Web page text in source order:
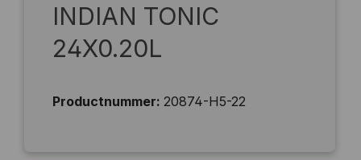
INDIAN TONIC
24X0.20L
Productnummer: 20874-H5-22